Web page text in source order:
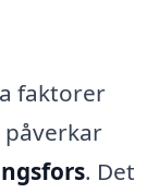
faktorer
. Det